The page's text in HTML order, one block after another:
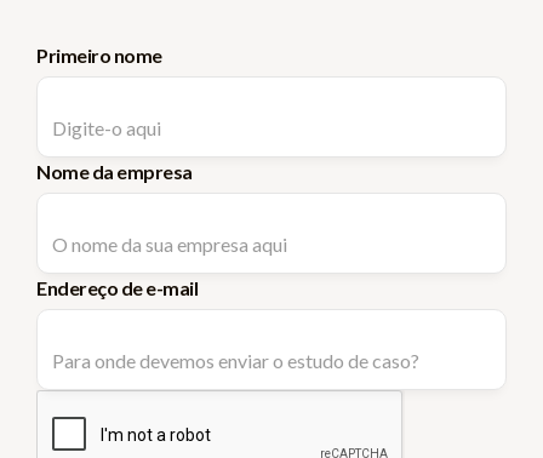
Primeiro nome
Nome da empresa
Endereço de e-mail